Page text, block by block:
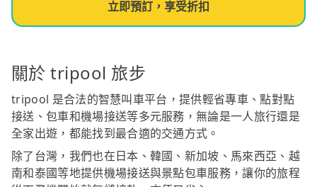
立即預訂，享受折扣
關於 tripool 旅步
tripool 是合法的智慧叫車平台，提供輕省專車、點對點
接送、包車和機場接送等多元服務，無論是一人旅行還是
全家出遊，都能找到最合適的交通方式。
除了台灣，我們也在日本、韓國、新加坡、馬來西亞、越
南和泰國等地提供機場接送與景點包車服務，讓你的旅程